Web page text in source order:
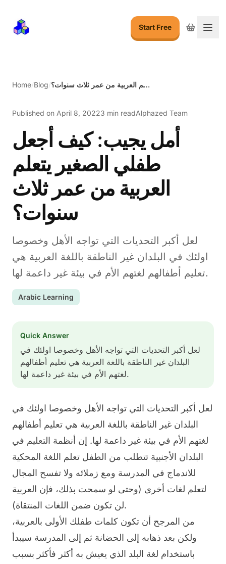
Start Free
Home/Blog/ أمل يجيب: كيف أجعل طفلي الصغير يتعلم العربية من عمر ثلاث سنوات؟
Published on April 8, 20223 min readAlphazed Team
أمل يجيب: كيف أجعل
طفلي الصغير يتعلم
العربية من عمر ثلاث
سنوات؟
لعل أكبر التحديات التي تواجه الأهل وخصوصا
اولئك في البلدان غير الناطقة باللغة العربية هي
تعليم أطفالهم لغتهم الأم في بيئة غير داعمة لها.
Arabic Learning
Quick Answer
لعل أكبر التحديات التي تواجه الأهل وخصوصا اولئك في
البلدان غير الناطقة باللغة العربية هي تعليم أطفالهم
لغتهم الأم في بيئة غير داعمة لها.
لعل أكبر التحديات التي تواجه الأهل وخصوصا اولئك في
البلدان غير الناطقة باللغة العربية هي تعليم أطفالهم
لغتهم الأم في بيئة غير داعمة لها. إن أنظمة التعليم في
البلدان الأجنبية تتطلب من الطفل تعلم اللغة المحكية
للاندماج في المدرسة ومع زملائه ولا تفسح المجال
لتعلم لغات أخرى (وحتى لو سمحت بذلك، فإن العربية
لن تكون ضمن اللغات المنتقاة).
من المرجح أن تكون كلمات طفلك الأولى بالعربية،
ولكن بعد ذهابه إلى الحضانة ثم إلى المدرسة سيبدأ
باستخدام لغة البلد الذي يعيش به أكثر فأكثر بسبب